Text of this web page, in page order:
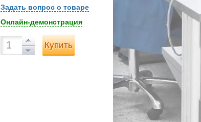
Задать вопрос о товаре
Онлайн-демонстрация
Купить